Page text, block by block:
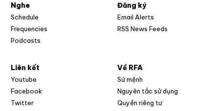
Nghe
Schedule
Frequencies
Podcasts
Đăng ký
Email Alerts
RSS News Feeds
Liên kết
Youtube
Facebook
Twitter
Về RFA
Sứ mệnh
Nguyên tắc sử dụng
Quyền riêng tư